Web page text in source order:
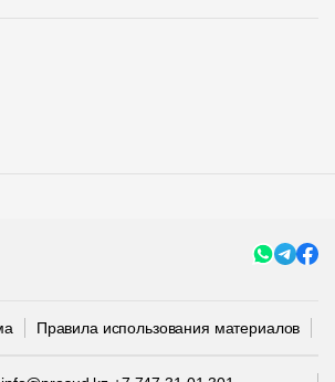
Правила использования материалов